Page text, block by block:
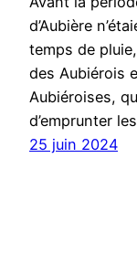
d’Aubière
temps de
des Aubiérois
Aubiéroises,
d’emprunter
25 juin 2024